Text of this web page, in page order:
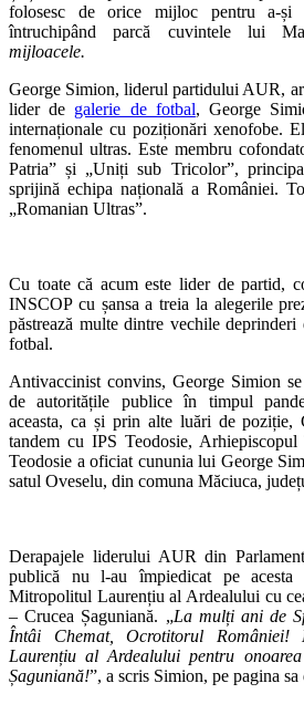
folosesc de orice mijloc pentru a-și
întruchipând parcă cuvintele lui
mijloacele.
George Simion, liderul partidului AUR,
lider de galerie de fotbal, George
internaționale cu poziționări xenofobe.
fenomenul ultras. Este membru
Patria” și „Uniți sub Tricolor”,
sprijină echipa națională a României.
„Romanian Ultras”.
Cu toate că acum este lider de partid,
INSCOP cu șansa a treia la alegerile
păstrează multe dintre vechile
fotbal.
Antivaccinist convins, George Simion
de autoritățile publice în timpul
aceasta, ca și prin alte luări de poziție,
tandem cu IPS Teodosie,
Teodosie a oficiat cununia lui George
satul Oveselu, din comuna Măciuca,
Derapajele liderului AUR din
publică nu l-au împiedicat pe
Mitropolitul Laurențiu al Ardealului cu
– Crucea Șaguniană. „La mulți ani de
Întâi Chemat, Ocrotitorul României!
Laurențiu al Ardealului pentru
Șaguniană!”, a scris Simion, pe pagina sa